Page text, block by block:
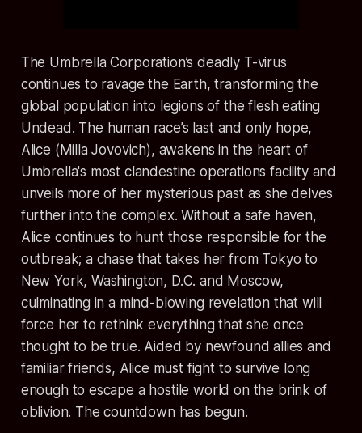
The Umbrella Corporation’s deadly T-virus
continues to ravage the Earth, transforming the
global population into legions of the flesh eating
Undead. The human race’s last and only hope,
Alice (Milla Jovovich), awakens in the heart of
Umbrella's most clandestine operations facility and
unveils more of her mysterious past as she delves
further into the complex. Without a safe haven,
Alice continues to hunt those responsible for the
outbreak; a chase that takes her from Tokyo to
New York, Washington, D.C. and Moscow,
culminating in a mind-blowing revelation that will
force her to rethink everything that she once
thought to be true. Aided by newfound allies and
familiar friends, Alice must fight to survive long
enough to escape a hostile world on the brink of
oblivion. The countdown has begun.